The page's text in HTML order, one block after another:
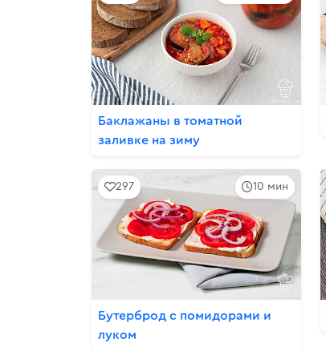
Баклажаны в томатной
заливке на зиму
10 мин
297
Бутерброд с помидорами и
луком